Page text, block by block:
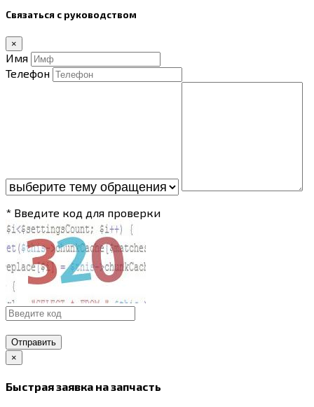
Связаться с руководством
×
Имя
Телефон
* Введите код для проверки
Отправить
×
Быстрая заявка на запчасть